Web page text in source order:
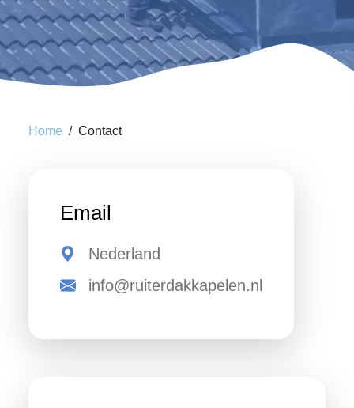
Home Contact
Email
Nederland
info@ruiterdakkapelen.nl